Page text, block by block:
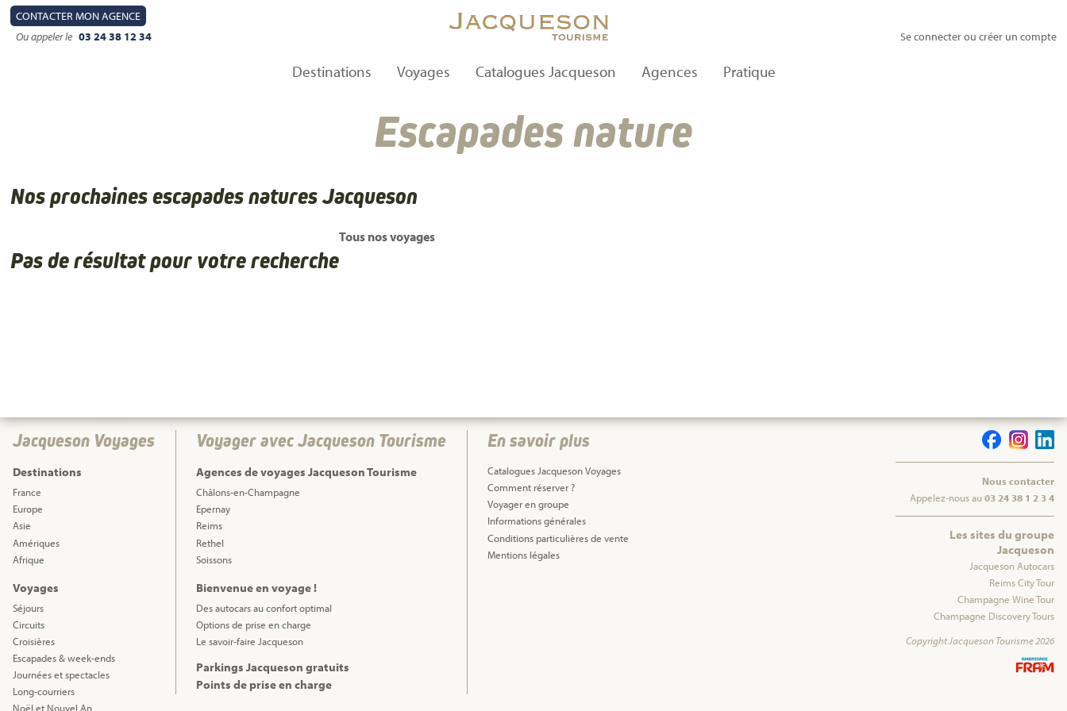
CONTACTER MON AGENCE
Ou appeler le 03 24 38 12 34 Se connecter ou créer un compte
Destinations Voyages Catalogues Jacqueson Agences Pratique
Escapades nature
Nos prochaines escapades natures Jacqueson
Pas de résultat pour votre recherche
Tous nos voyages
Jacqueson Voyages
Destinations
France
Europe
Asie
Amériques
Afrique
Voyages
Séjours
Circuits
Croisières
Escapades & week-ends
Journées et spectacles
Long-courriers
Noël et Nouvel An
Voyager avec Jacqueson Tourisme
Agences de voyages Jacqueson Tourisme
Châlons-en-Champagne
Epernay
Reims
Rethel
Soissons
Bienvenue en voyage !
Des autocars au confort optimal
Options de prise en charge
Le savoir-faire Jacqueson
Parkings Jacqueson gratuits
Points de prise en charge
En savoir plus
Catalogues Jacqueson Voyages
Comment réserver ?
Voyager en groupe
Informations générales
Conditions particulières de vente
Mentions légales
Nous contacter
Appelez-nous au 03 24 38 1 2 3 4
Les sites du groupe
Jacqueson
Jacqueson Autocars
Reims City Tour
Champagne Wine Tour
Champagne Discovery Tours
Copyright Jacqueson Tourisme 2026